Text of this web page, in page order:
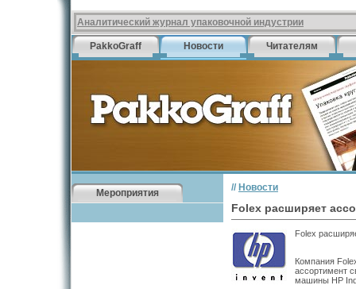
Аналитический журнал упаковочной индустрии
PakkoGraff Новости Читателям
Мероприятия // Новости
Folex расширяет
Folex
Компания
ассортимент
машины HP